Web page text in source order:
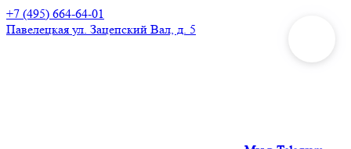
+7 (495) 664-64-01
Павелецкая ул. Зацепский Вал, д. 5